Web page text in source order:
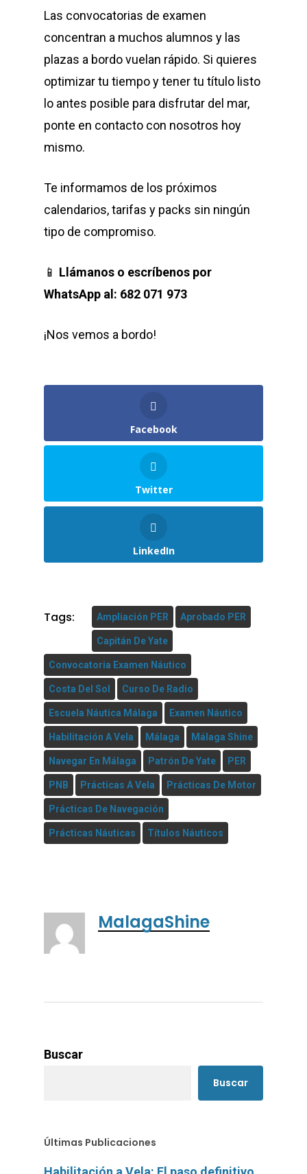
Las convocatorias de examen
concentran a muchos alumnos y las
plazas a bordo vuelan rápido. Si quieres
optimizar tu tiempo y tener tu título listo
lo antes posible para disfrutar del mar,
ponte en contacto con nosotros hoy
mismo.
Te informamos de los próximos
calendarios, tarifas y packs sin ningún
tipo de compromiso.
📱 Llámanos o escríbenos por
WhatsApp al: 682 071 973
¡Nos vemos a bordo!
Facebook
Twitter
LinkedIn
Tags: Ampliación PER Aprobado PER
Capitán De Yate
Convocatoria Examen Náutico
Costa Del Sol Curso De Radio
Escuela Náutica Málaga Examen Náutico
Habilitación A Vela Málaga Málaga Shine
Navegar En Málaga Patrón De Yate PER
PNB Prácticas A Vela Prácticas De Motor
Prácticas De Navegación
Prácticas Náuticas Títulos Náuticos
MalagaShine
Buscar
Buscar
Últimas Publicaciones